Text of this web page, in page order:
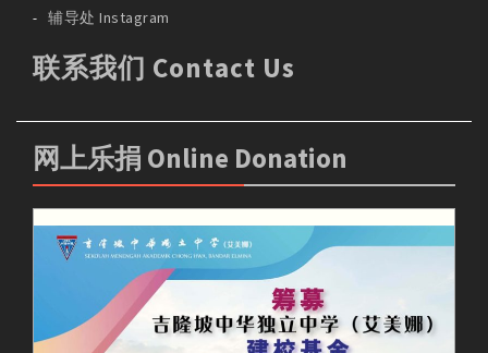
辅导处 Instagram
联系我们 Contact Us
网上乐捐 Online Donation